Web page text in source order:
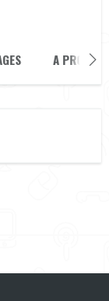
A PROPOS